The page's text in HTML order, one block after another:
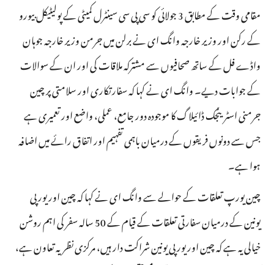
مقامی وقت کے مطابق 3 جولائی کو سی پی سی سینٹرل کمیٹی کے پولیٹیکل بیورو
کے رکن اور وزیر خارجہ وانگ ای نے برلن میں جرمن وزیر خارجہ جوہان
واڈے فل کے ساتھ صحافیوں سے مشترکہ ملاقات کی اور ان کے سوالات
کے جوابات دیے۔ وانگ ای نے کہا کہ سفارتکاری اور سلامتی پر چین
جرمنی اسٹریٹجک ڈائیلاگ کا موجودہ دور جامع، عملی، واضع اور تعمیری ہے
جس سے دونوں فریقوں کے درمیان باہمی تفہیم اور اتفاق رائے میں اضافہ
ہوا ہے۔
چین یورپ تعلقات کے حوالے سے وانگ ای نے کہا کہ چین اور یورپی
یونین کے درمیان سفارتی تعلقات کے قیام کے 50 سالہ سفر کی اہم روشن
خیالی یہ ہے کہ چین اور یورپی یونین شراکت دار ہیں، مرکزی نظریہ تعاون ہے،